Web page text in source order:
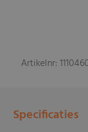
Artikelnr:
Specificaties